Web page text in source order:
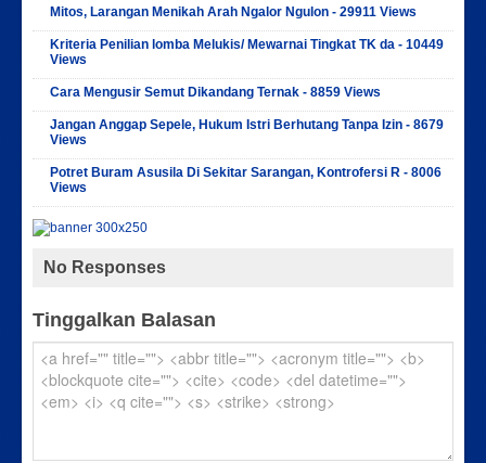
Mitos, Larangan Menikah Arah Ngalor Ngulon - 29911 Views
Kriteria Penilian lomba Melukis/ Mewarnai Tingkat TK da - 10449
Views
Cara Mengusir Semut Dikandang Ternak - 8859 Views
Jangan Anggap Sepele, Hukum Istri Berhutang Tanpa Izin - 8679
Views
Potret Buram Asusila Di Sekitar Sarangan, Kontrofersi R - 8006
Views
No Responses
Tinggalkan Balasan